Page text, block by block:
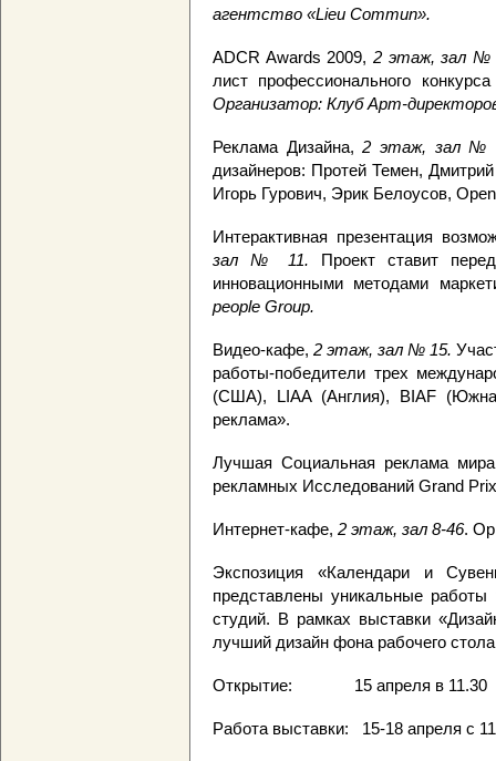
агентство «Lieu Commun».
ADCR Awards 2009,2 этаж,зал №
лист профессионального
Организатор: Клуб Арт-
Реклама Дизайна,2 этаж, зал
дизайнеров: Протей Темен,
Игорь Гурович, Эрик Белоусов,
Интерактивная презентация
зал № 11. Проект ставит
инновационными методами
people Group.
Видео-кафе, 2 этаж, зал № 15.
работы-победители трех
(США), LIAA (Англия), BIAF
реклама».
Лучшая Социальная реклама
рекламных Исследований Grand Prix
Интернет-кафе, 2 этаж, зал 8-46.
Экспозиция «Календари и
представлены уникальные работы
студий. В рамках выставки
лучший дизайн фона рабочего
Открытие: 15 апреля в 11.30
Работа выставки: 15-18 апреля с